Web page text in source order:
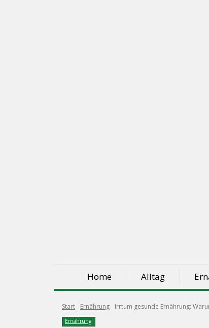
Home Alltag
Start Ernährung Irrtum gesunde Ernährung:
Ernährung